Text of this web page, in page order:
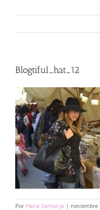
Blogtiful_hat_12
Por Maria Santonja |